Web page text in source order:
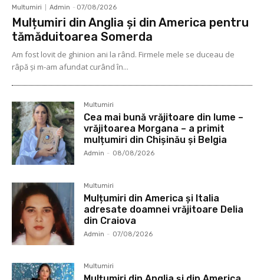
Multumiri Admin - 07/08/2026
Mulțumiri din Anglia și din America pentru
tămăduitoarea Somerda
Am fost lovit de ghinion ani la rând. Firmele mele se duceau de
râpă şi m-am afundat curând în...
Multumiri
Cea mai bună vrăjitoare din lume –
vrăjitoarea Morgana – a primit
mulțumiri din Chișinău și Belgia
Admin - 08/08/2026
Multumiri
Mulțumiri din America și Italia
adresate doamnei vrăjitoare Delia
din Craiova
Admin - 07/08/2026
Multumiri